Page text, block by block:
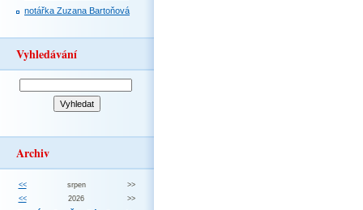
notářka Zuzana Bartoňová
Vyhledávání
Archiv
<< srpen
>>
<<
2026 >>